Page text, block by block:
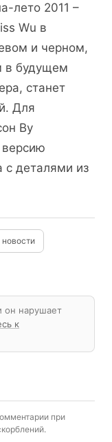
лето 2011 –
Wu в
и черном,
в будущем
станет
Для
Ву
версию
с деталями из
он нарушает
к
при